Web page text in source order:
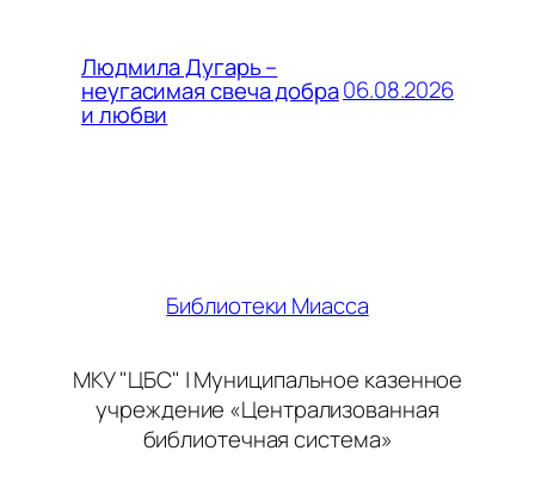
Людмила Дугарь –
неугасимая свеча добра
и любви
06.08.2026
Библиотеки Миасса
МКУ "ЦБС" | Муниципальное казенное
учреждение «Централизованная
библиотечная система»